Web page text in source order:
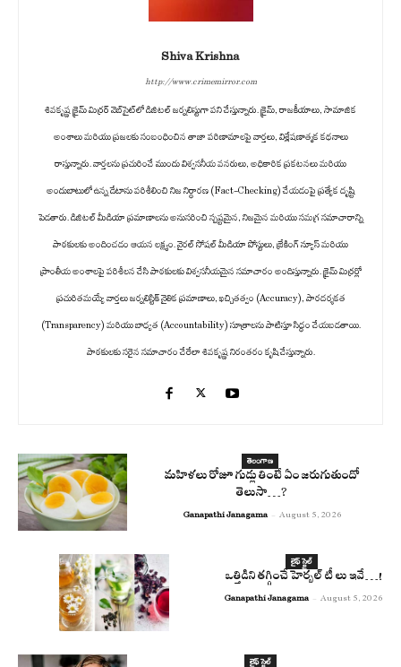
Shiva Krishna
http://www.crimemirror.com
శివకృష్ణ క్రైమ్ మిర్రర్ వెబ్‌సైట్‌లో డిజిటల్ జర్నలిస్టుగా పని చేస్తున్నారు. క్రైమ్, రాజకీయాలు, సామాజిక
అంశాలు మరియు ప్రజలకు సంబంధించిన తాజా పరిణామాలపై వార్తలు, విశ్లేషణాత్మక కథనాలు
రాస్తున్నారు. వార్తలను ప్రచురించే ముందు విశ్వసనీయ వనరులు, అధికారిక ప్రకటనలు మరియు
అందుబాటులో ఉన్న డేటాను పరిశీలించి నిజ నిర్ధారణ (Fact-Checking) చేయడంపై ప్రత్యేక దృష్టి
పెడతారు. డిజిటల్ మీడియా ప్రమాణాలను అనుసరించి స్పష్టమైన, నిజమైన మరియు సమగ్ర సమాచారాన్ని
పాఠకులకు అందించడం ఆయన లక్ష్యం. వైరల్ సోషల్ మీడియా పోస్టులు, బ్రేకింగ్ న్యూస్ మరియు
ప్రాంతీయ అంశాలపై పరిశీలన చేసి పాఠకులకు విశ్వసనీయమైన సమాచారం అందిస్తున్నారు. క్రైమ్ మిర్రర్లో
ప్రచురితమయ్యే వార్తలు జర్నలిస్టిక్ నైతిక ప్రమాణాలు, ఖచ్చితత్వం (Accuracy), పారదర్శకత
(Transparency) మరియు బాధ్యత (Accountability) సూత్రాలను పాటిస్తూ సిద్ధం చేయబడతాయి.
పాఠకులకు సరైన సమాచారం చేరేలా శివకృష్ణ నిరంతరం కృషి చేస్తున్నారు.
తెలంగాణ
మహిళలు రోజూ గుడ్లు తింటే ఏం జరుగుతుందో
తెలుసా…?
Ganapathi Janagama - August 5, 2026
లైఫ్ స్టైల్
ఒత్తిడిని తగ్గించే హెర్బల్ టీ లు ఇవే…!
Ganapathi Janagama - August 5, 2026
లైఫ్ స్టైల్